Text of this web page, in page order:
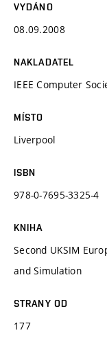
VYDÁNO
08.09.2008
NAKLADATEL
IEEE Computer
MÍSTO
Liverpool
ISBN
978-0-7695-3325-4
KNIHA
Second UKSIM
and Simulation
STRANY OD
177